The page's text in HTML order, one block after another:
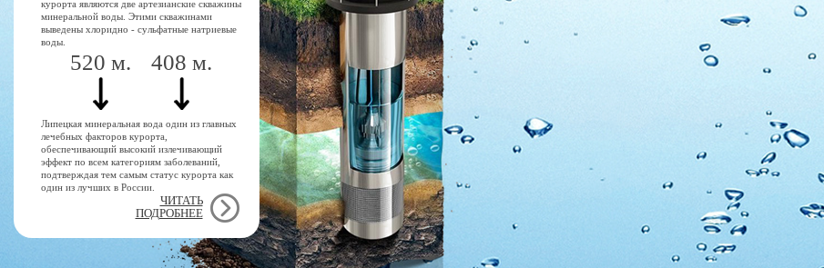
курорта являются две артезианские скважины
минеральной воды. Этими скважинами
выведены хлоридно - сульфатные натриевые
воды.
520 м. 408 м.
Липецкая минеральная вода один из главных
лечебных факторов курорта,
обеспечивающий высокий излечивающий
эффект по всем категориям заболеваний,
подтверждая тем самым статус курорта как
один из лучших в России.
ЧИТАТЬ
ПОДРОБНЕЕ